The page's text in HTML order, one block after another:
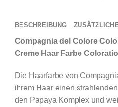
BESCHREIBUNG
Compagnia del Colore
Creme Haar Farbe
Die Haarfarbe von
ihrem Haar einen
den Papaya Komplex und